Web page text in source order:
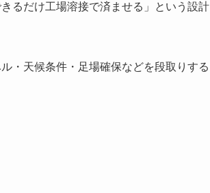
るだけ工場溶接で済ませる」という設計
・天候条件・足場確保などを段取りする